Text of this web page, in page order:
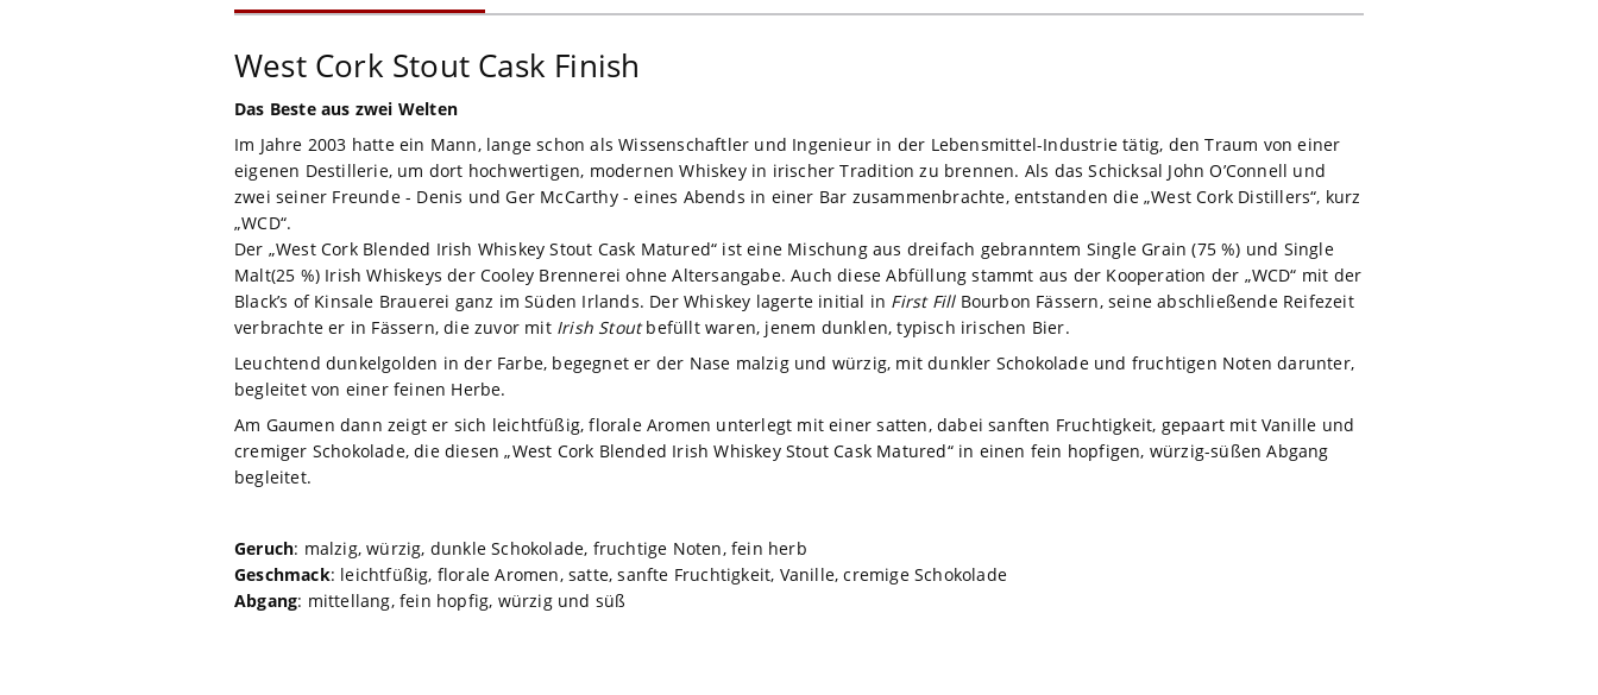
West Cork Stout Cask Finish
Das Beste aus zwei Welten
Im Jahre 2003 hatte ein Mann, lange schon als Wissenschaftler und Ingenieur in der Lebensmittel-Industrie tätig, den Traum von einer
eigenen Destillerie, um dort hochwertigen, modernen Whiskey in irischer Tradition zu brennen. Als das Schicksal John O’Connell und
zwei seiner Freunde - Denis und Ger McCarthy - eines Abends in einer Bar zusammenbrachte, entstanden die „West Cork Distillers“, kurz
„WCD“.
Der „West Cork Blended Irish Whiskey Stout Cask Matured“ ist eine Mischung aus dreifach gebranntem Single Grain (75 %) und Single
Malt(25 %) Irish Whiskeys der Cooley Brennerei ohne Altersangabe. Auch diese Abfüllung stammt aus der Kooperation der „WCD“ mit der
Black’s of Kinsale Brauerei ganz im Süden Irlands. Der Whiskey lagerte initial in First FillBourbon Fässern, seine abschließende Reifezeit
verbrachte er in Fässern, die zuvor mit Irish Stoutbefüllt waren, jenem dunklen, typisch irischen Bier.
Leuchtend dunkelgolden in der Farbe, begegnet er der Nase malzig und würzig, mit dunkler Schokolade und fruchtigen Noten darunter,
begleitet von einer feinen Herbe.
Am Gaumen dann zeigt er sich leichtfüßig, florale Aromen unterlegt mit einer satten, dabei sanften Fruchtigkeit, gepaart mit Vanille und
cremiger Schokolade, die diesen „West Cork Blended Irish Whiskey Stout Cask Matured“ in einen fein hopfigen, würzig-süßen Abgang
begleitet.
Geruch: malzig, würzig, dunkle Schokolade, fruchtige Noten, fein herb
Geschmack: leichtfüßig, florale Aromen, satte, sanfte Fruchtigkeit, Vanille, cremige Schokolade
Abgang: mittellang, fein hopfig, würzig und süß